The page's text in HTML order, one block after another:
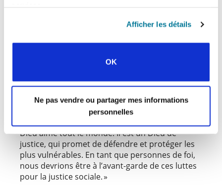
Afficher les détails
OK
Ne pas vendre ou partager mes informations
personnelles
(la lutte)
pour la justice sociale que je ne pourrais jamais
le faire en retour », dit-elle. « Mais j’essaie
replacer leurs luttes dans le contexte de
États-Unis et des lois injustes sur l’immigration,
qui maintiennent les familles dans un flou
juridique et menacent beaucoup d’entre elles
d’expulsion et de séparation familiale.
Dieu aime tout le monde. Il est un Dieu de
justice, qui promet de défendre et protéger les
plus vulnérables. En tant que personnes de foi,
nous devrions être à l’avant-garde de ces luttes
pour la justice sociale. »